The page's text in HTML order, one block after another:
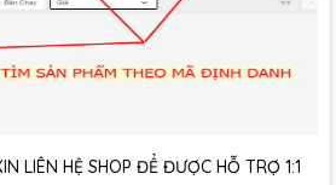
LIÊN HỆ SHOP ĐỂ ĐƯỢC HỖ TRỢ 1:1